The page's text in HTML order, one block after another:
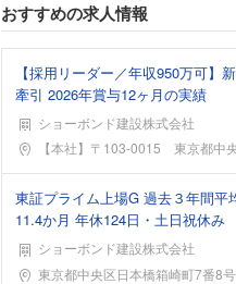
おすすめの求人情報
【採用リーダー／年収950万可】
牽引 2026年賞与12ヶ月の実績
ショーボンド建設株式会社
勤務地【本社】〒103-0015 東京都中央区
東証プライム上場G 過去３年間平
11.4か月 年休124日・土日祝休み
ショーボンド建設株式会社
勤務地東京都中央区日本橋箱崎町7番8号各線「